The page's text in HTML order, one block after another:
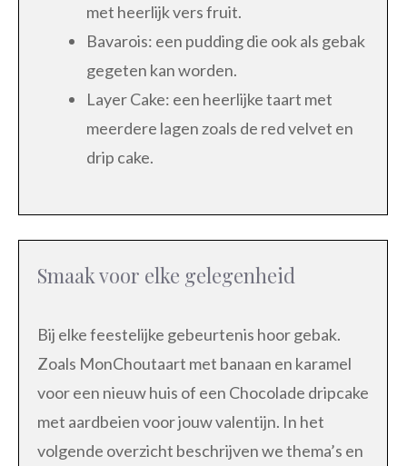
met heerlijk vers fruit.
Bavarois: een pudding die ook als gebak
gegeten kan worden.
Layer Cake: een heerlijke taart met
meerdere lagen zoals de red velvet en
drip cake.
Smaak voor elke gelegenheid
Bij elke feestelijke gebeurtenis hoor gebak.
Zoals MonChoutaart met banaan en karamel
voor een nieuw huis of een Chocolade dripcake
met aardbeien voor jouw valentijn. In het
volgende overzicht beschrijven we thema’s en